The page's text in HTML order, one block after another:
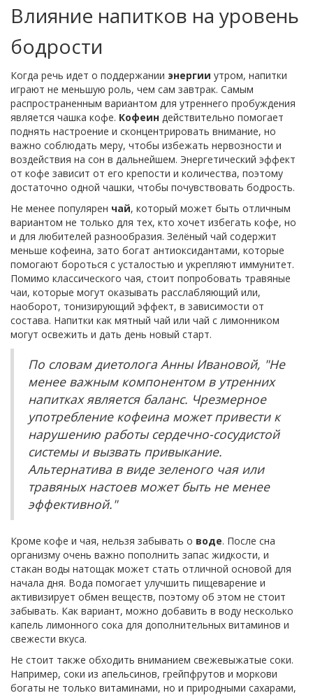
Влияние напитков на уровень
бодрости
Когда речь идет о поддержании энергии утром, напитки
играют не меньшую роль, чем сам завтрак. Самым
распространенным вариантом для утреннего пробуждения
является чашка кофе. Кофеин действительно помогает
поднять настроение и сконцентрировать внимание, но
важно соблюдать меру, чтобы избежать нервозности и
воздействия на сон в дальнейшем. Энергетический эффект
от кофе зависит от его крепости и количества, поэтому
достаточно одной чашки, чтобы почувствовать бодрость.
Не менее популярен чай, который может быть отличным
вариантом не только для тех, кто хочет избегать кофе, но
и для любителей разнообразия. Зелёный чай содержит
меньше кофеина, зато богат антиоксидантами, которые
помогают бороться с усталостью и укрепляют иммунитет.
Помимо классического чая, стоит попробовать травяные
чаи, которые могут оказывать расслабляющий или,
наоборот, тонизирующий эффект, в зависимости от
состава. Напитки как мятный чай или чай с лимонником
могут освежить и дать день новый старт.
По словам диетолога Анны Ивановой, "Не
менее важным компонентом в утренних
напитках является баланс. Чрезмерное
употребление кофеина может привести к
нарушению работы сердечно-сосудистой
системы и вызвать привыкание.
Альтернатива в виде зеленого чая или
травяных настоев может быть не менее
эффективной."
Кроме кофе и чая, нельзя забывать о воде. После сна
организму очень важно пополнить запас жидкости, и
стакан воды натощак может стать отличной основой для
начала дня. Вода помогает улучшить пищеварение и
активизирует обмен веществ, поэтому об этом не стоит
забывать. Как вариант, можно добавить в воду несколько
капель лимонного сока для дополнительных витаминов и
свежести вкуса.
Не стоит также обходить вниманием свежевыжатые соки.
Например, соки из апельсинов, грейпфрутов и моркови
богаты не только витаминами, но и природными сахарами,